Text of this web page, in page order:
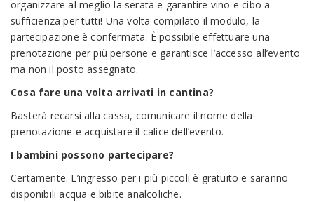
organizzare al meglio la serata e garantire vino e cibo a
sufficienza per tutti! Una volta compilato il modulo, la
partecipazione è confermata. È possibile effettuare una
prenotazione per più persone e garantisce l’accesso all’evento
ma non il posto assegnato.
Cosa fare una volta arrivati in cantina?
Basterà recarsi alla cassa, comunicare il nome della
prenotazione e acquistare il calice dell’evento.
I bambini possono partecipare?
Certamente. L’ingresso per i più piccoli è gratuito e saranno
disponibili acqua e bibite analcoliche.